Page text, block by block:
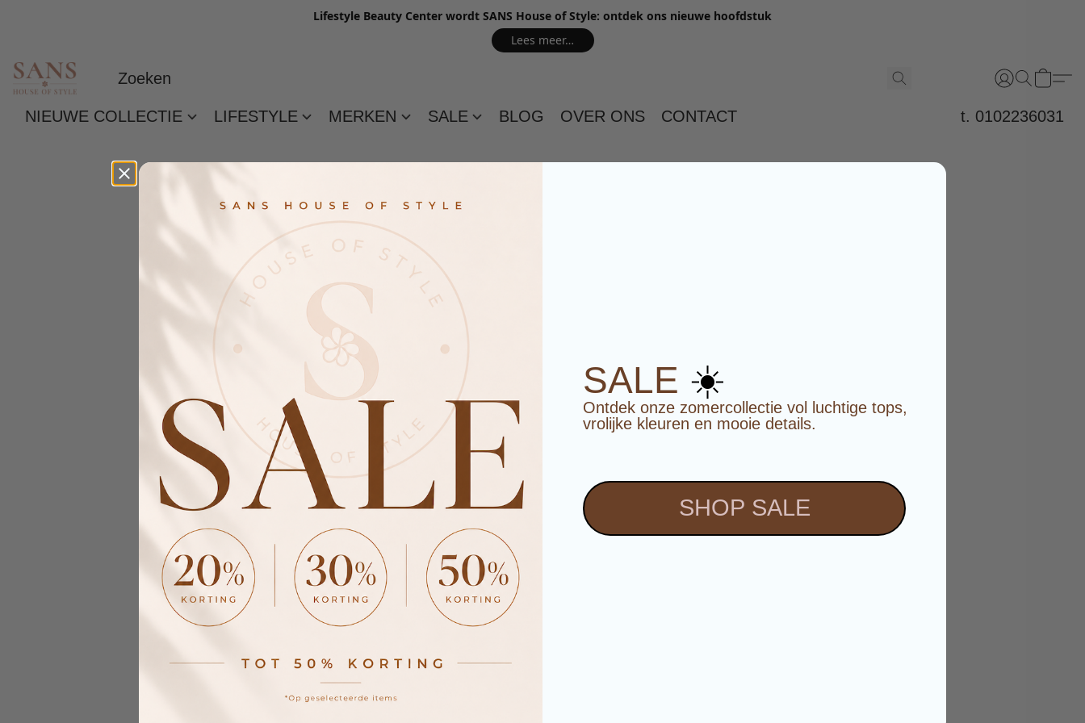
Lifestyle Beauty Center wordt SANS House of Style: ontdek ons nieuwe hoofdstuk
Lees meer…
NIEUWE COLLECTIE LIFESTYLE MERKEN SALE BLOG OVER ONS CONTACT t. 0102236031
SALE ☀️
Ontdek onze zomercollectie vol luchtige tops,
vrolijke kleuren en mooie details.
SHOP SALE